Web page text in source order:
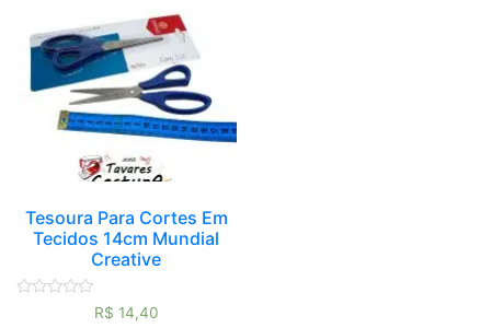
Tesoura Para Cortes Em
Tecidos 14cm Mundial
Creative
R$ 14,40